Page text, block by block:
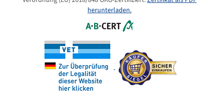
Dekorationsartikel im Produktbild gehören nicht zum
Leistungsumfang.
Herstellerinformationen:Verantwortlicher Inverkehrbringer:
aniMedica GmbH, a LIVISTO company, Im Südfeld 9, 48308 Senden-
Bösensell, derbymed@livisto.com
herunterladen.